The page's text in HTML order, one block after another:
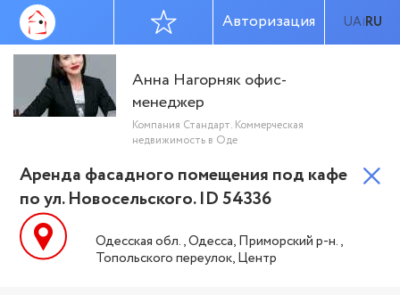
UA|RU
Авторизация
Анна Нагорняк офис-
менеджер
Компания Стандарт. Коммерческая
недвижимость в Оде
Аренда фасадного помещения под кафе
по ул. Новосельского. ID 54336
Одесская обл., Одесса, Приморский р-н.,
Топольского переулок, Центр